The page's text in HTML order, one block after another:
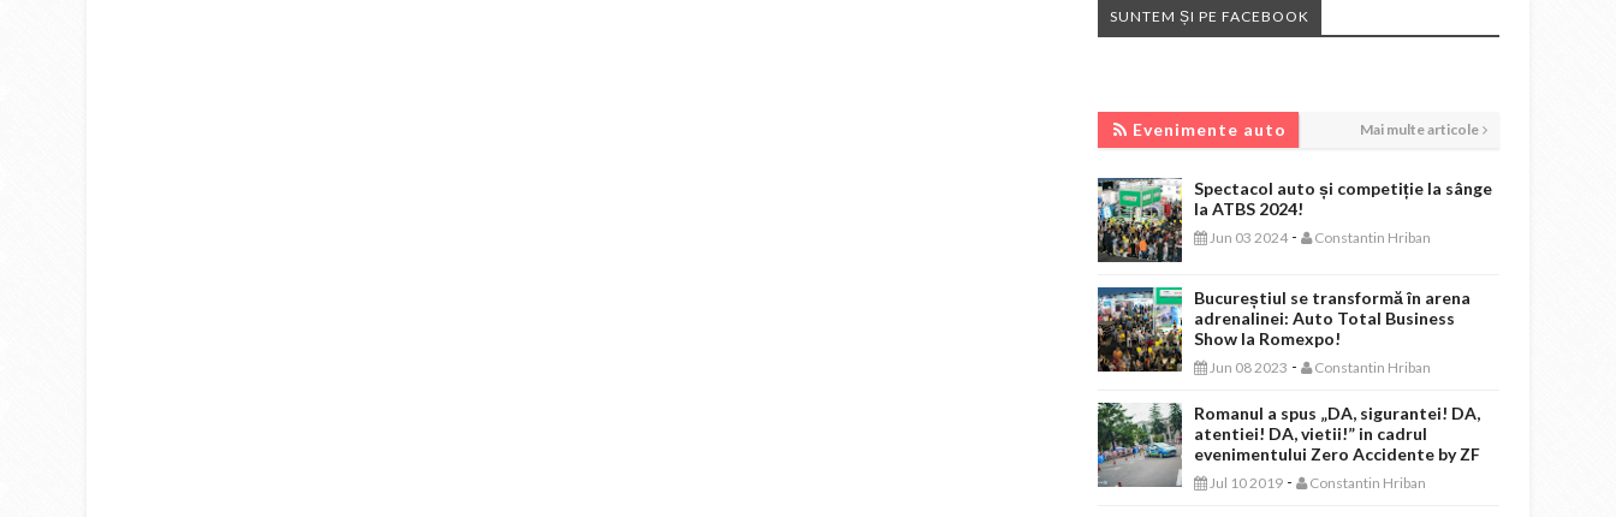
SUNTEM ȘI PE FACEBOOK
Evenimente auto Mai multe articole
Spectacol auto și competiție la sânge
la ATBS 2024!
Jun 03 2024 - Constantin Hriban
Bucureștiul se transformă în arena
adrenalinei: Auto Total Business
Show la Romexpo!
Jun 08 2023 - Constantin Hriban
Romanul a spus „DA, sigurantei! DA,
atentiei! DA, vietii!” in cadrul
evenimentului Zero Accidente by ZF
Jul 10 2019 - Constantin Hriban